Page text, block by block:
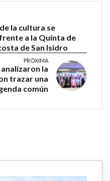
la cultura se
a la Quinta de
de San Isidro
PRÓXIMA
la
trazar una
común